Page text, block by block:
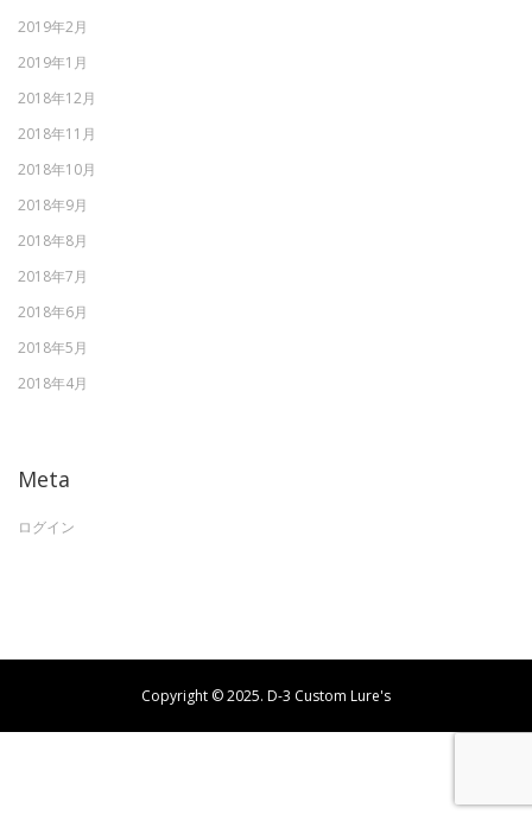
2019年2月
2019年1月
2018年12月
2018年11月
2018年10月
2018年9月
2018年8月
2018年7月
2018年6月
2018年5月
2018年4月
Meta
ログイン
Copyright © 2025. D-3 Custom Lure's